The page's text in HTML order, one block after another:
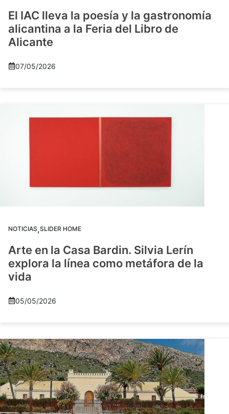
El IAC lleva la poesía y la gastronomía
alicantina a la Feria del Libro de
Alicante
07/05/2026
NOTICIAS,SLIDER HOME
Arte en la Casa Bardin. Silvia Lerín
explora la línea como metáfora de la
vida
05/05/2026